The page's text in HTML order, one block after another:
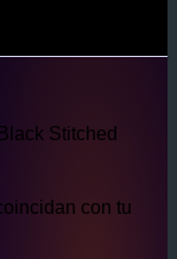
Stitched
con tu